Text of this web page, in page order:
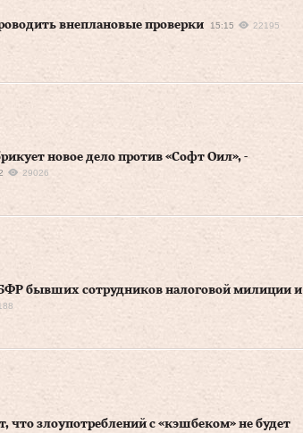
внеплановые проверки
15:15 22195
новое дело против «Софт Оил», -
29026
бывших сотрудников налоговой милиции и
что злоупотреблений с «кэшбеком» не будет